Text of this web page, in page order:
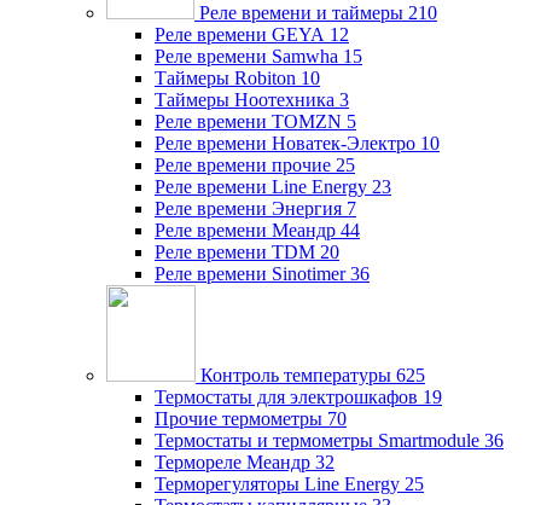
Реле времени и таймеры 210
Реле времени GEYA 12
Реле времени Samwha 15
Таймеры Robiton 10
Таймеры Ноотехника 3
Реле времени TOMZN 5
Реле времени Новатек-Электро 10
Реле времени прочие 25
Реле времени Line Energy 23
Реле времени Энергия 7
Реле времени Меандр 44
Реле времени TDM 20
Реле времени Sinotimer 36
Контроль температуры 625
Термостаты для электрошкафов 19
Прочие термометры 70
Термостаты и термометры Smartmodule 36
Термореле Меандр 32
Терморегуляторы Line Energy 25